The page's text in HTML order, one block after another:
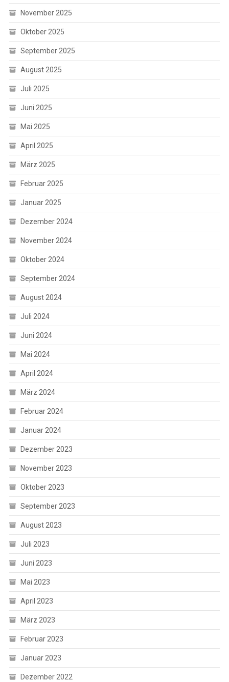
November 2025
Oktober 2025
September 2025
August 2025
Juli 2025
Juni 2025
Mai 2025
April 2025
März 2025
Februar 2025
Januar 2025
Dezember 2024
November 2024
Oktober 2024
September 2024
August 2024
Juli 2024
Juni 2024
Mai 2024
April 2024
März 2024
Februar 2024
Januar 2024
Dezember 2023
November 2023
Oktober 2023
September 2023
August 2023
Juli 2023
Juni 2023
Mai 2023
April 2023
März 2023
Februar 2023
Januar 2023
Dezember 2022